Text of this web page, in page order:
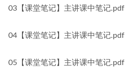
03【课堂笔记】主讲课中笔记.pdf
04【课堂笔记】主讲课中笔记.pdf
05【课堂笔记】主讲课中笔记.pdf